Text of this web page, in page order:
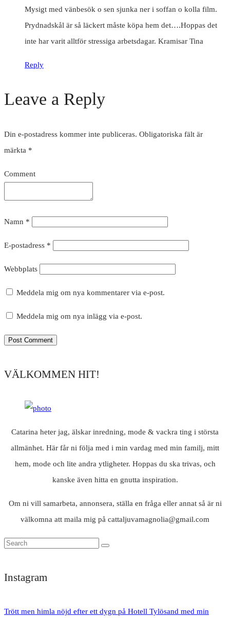
Mysigt med vänbesök o sen sjunka ner i soffan o kolla film.
Prydnadskål är så läckert måste köpa hem det….Hoppas det
inte har varit alltför stressiga arbetsdagar. Kramisar Tina
Reply
Leave a Reply
Din e-postadress kommer inte publiceras. Obligatoriska fält är
märkta *
Comment
Namn *
E-postadress *
Webbplats
Meddela mig om nya kommentarer via e-post.
Meddela mig om nya inlägg via e-post.
VÄLKOMMEN HIT!
Catarina heter jag, älskar inredning, mode & vackra ting i största
allmänhet. Här får ni följa med i min vardag med min familj, mitt
hem, mode och lite andra ytligheter. Hoppas du ska trivas, och
kanske även hitta en gnutta inspiration.
Om ni vill samarbeta, annonsera, ställa en fråga eller annat så är ni
välkomna att maila mig på cattaljuvamagnolia@gmail.com
Instagram
Trött men himla nöjd efter ett dygn på Hotell Tylösand med min